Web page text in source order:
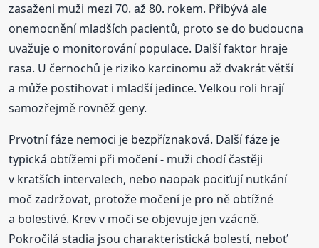
zasaženi muži mezi 70. až 80. rokem. Přibývá ale
onemocnění mladších pacientů, proto se do budoucna
uvažuje o monitorování populace. Další faktor hraje
rasa. U černochů je riziko karcinomu až dvakrát větší
a může postihovat i mladší jedince. Velkou roli hrají
samozřejmě rovněž geny.
Prvotní fáze nemoci je bezpříznaková. Další fáze je
typická obtížemi při močení - muži chodí častěji
v kratších intervalech, nebo naopak pociťují nutkání
moč zadržovat, protože močení je pro ně obtížné
a bolestivé. Krev v moči se objevuje jen vzácně.
Pokročilá stadia jsou charakteristická bolestí, neboť